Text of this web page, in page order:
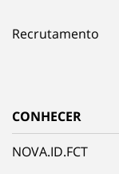
Recrutamento
CONHECER
NOVA.ID.FCT